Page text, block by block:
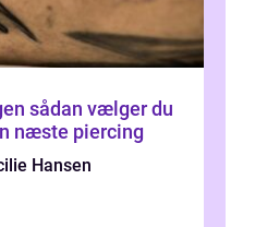
du
næste piercing
Hansen